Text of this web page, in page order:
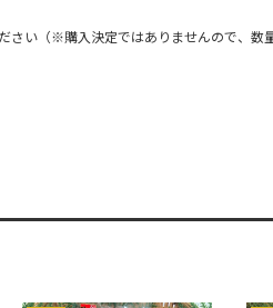
い（※購入決定ではありませんので、数